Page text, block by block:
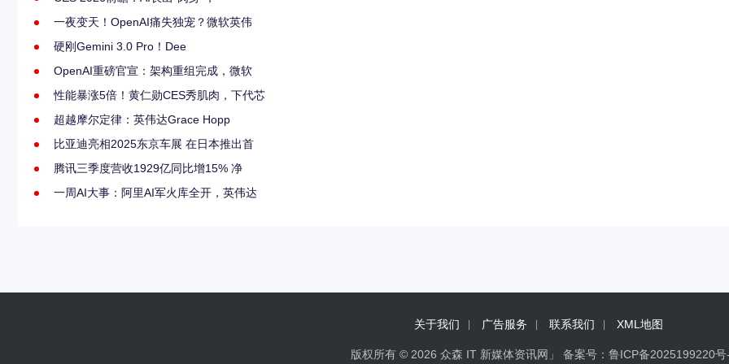
一夜变天！OpenAI痛失独宠？微软英伟
硬刚Gemini 3.0 Pro！Dee
OpenAI重磅官宣：架构重组完成，微软
性能暴涨5倍！黄仁勋CES秀肌肉，下代芯
超越摩尔定律：英伟达Grace Hopp
比亚迪亮相2025东京车展 在日本推出首
腾讯三季度营收1929亿同比增15% 净
一周AI大事：阿里AI军火库全开，英伟达
关于我们 广告服务 联系我们 XML地图
版权所有 © 2026 众森 IT 新媒体资讯网」 备案号： 鲁ICP备2025199220号